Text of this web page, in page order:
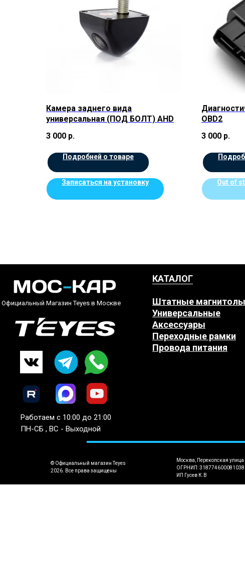
Камера заднего вида
универсальная (ПОД БОЛТ) AHD
3 000 р.
Подробней о товаре
Записаться на установку
OBD2
3 000 р.
Out of
КАТАЛОГ
Москва, Перекопская улица
ОГРНИП: 318774600081038
ИП Гусев К.В
© Официальный магазин Teyes
2026. Все права защищены
Аксессуары
Провода питания
Штатные магнитолы
Переходные рамки
Работаем с 10:00 до 21:00
ПН-СБ , ВС - Выходной
Официальный Магазин Teyes в Москве
Универсальные